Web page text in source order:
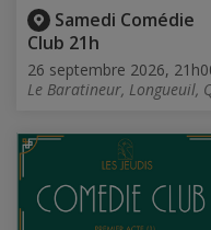
Samedi Comédie
Club 21h
26 septembre 2026,
Le Baratineur, Longueuil,